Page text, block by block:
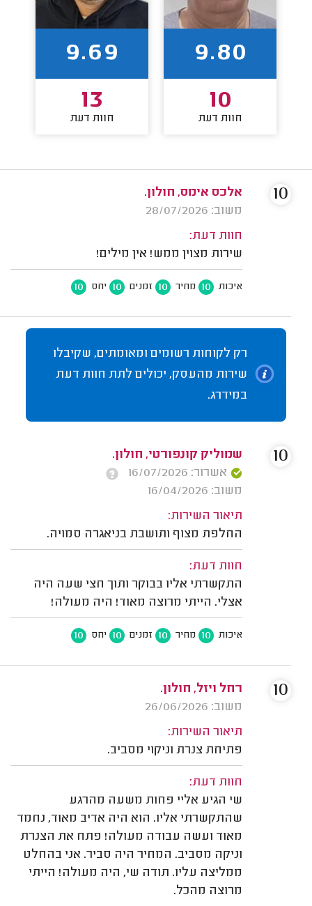
9.80
10
חוות דעת
9.69
13
חוות דעת
אלכס אימס, חולון.
משוב: 28/07/2026
חוות דעת:
שירות מצוין ממש! אין מילים!
איכות 10 מחיר 10 זמנים 10 יחס 10
10
רק לקוחות רשומים ומאומתים, שקיבלו
שירות מהעסק, יכולים לתת חוות דעת
במידרג.
שמוליק קונפורטי, חולון.
אשרור: 16/07/2026
משוב: 16/04/2026
תיאור השירות:
החלפת מצוף ותושבת בניאגרה סמויה.
חוות דעת:
התקשרתי אליו בבוקר ותוך חצי שעה היה
אצלי. הייתי מרוצה מאוד! היה מעולה!
איכות 10 מחיר 10 זמנים 10 יחס 10
10
רחל ויזל, חולון.
משוב: 26/06/2026
תיאור השירות:
פתיחת צנרת וניקוי מסביב.
חוות דעת:
שי הגיע אליי פחות משעה מהרגע
שהתקשרתי אליו. הוא היה אדיב מאוד, נחמד
מאוד ועשה עבודה מעולה! פתח את הצנרת
וניקה מסביב. המחיר היה סביר. אני בהחלט
ממליצה עליו. תודה שי, היה מעולה! הייתי
מרוצה מהכל.
10